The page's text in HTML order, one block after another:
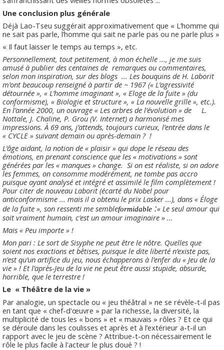
Une conclusion plus générale
Déjà Lao-Tseu suggérait approximativement que « L’homme qui
ne sait pas parle, l’homme qui sait ne parle pas ou ne parle plus »
« Il faut laisser le temps au temps », etc.
Personnellement, tout petitement, à mon échelle ..., je me suis
amusé à publier des centaines de remarques ou commentaires,
selon mon inspiration, sur des blogs ... Les bouquins de H. Laborit
m’ont beaucoup renseigné à partir de ~ 1967 (« L’agressivité
détournée », « L’homme imaginant », « Eloge de la fuite » (du
conformisme), « Biologie et structure », « La nouvelle grille », etc.).
En l’année 2000, un ouvrage « Les arbres de l’évolution » de
L.
Nottale, J. Chaline, P. Grou (V. Internet) a harmonisé mes
impressions. À 69 ans, j’attends, toujours curieux, l’entrée dans le
« CYCLE » suivant demain ou après-demain ? !
L’âge aidant, la notion de « plaisir » qui dope le réseau des
émotions, en prenant conscience que les « motivations » sont
générées par les « manques » change. Si on est réaliste, si on adore
les femmes, on consomme modérément, ne tombe pas accro
puisque ayant analysé et intégré et assimilé le film complètement !
Pour citer de nouveau Laborit (écarté du Nobel pour
anticonformisme ... mais il a obtenu le prix Lasker ...), dans « Éloge
de la fuite », son ressenti me sembleformidable :« Le seul amour qui
soit vraiment humain, c’est un amour imaginaire » ...
Mais « Peu importe » !
Mon pari : Le sort de Sisyphe ne peut être le nôtre. Quelles que
soient nos exactions et bêtises, puisque le dite liberté n’existe pas,
n’est qu’un artifice du jeu, nous échapperons à l’enfer du « Jeu de la
vie » ! Et l’après-Jeu de la vie ne peut être aussi stupide, absurde,
horrible, que le terrestre !
Le « Théâtre de la vie »
Par analogie, un spectacle ou « jeu théâtral » ne se révèle-t-il pas
en tant que « chef-d'œuvre » par la richesse, la diversité, la
multiplicité de tous les « bons » et « mauvais » rôles ? Et ce qui
se déroule dans les coulisses et après et à l’extérieur a-t-il un
rapport avec le jeu de scène ? Attribue-t-on nécessairement le
rôle le plus facile à l'acteur le plus doué ? !